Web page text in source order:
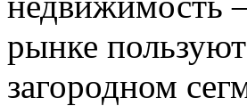
рынке
загородном